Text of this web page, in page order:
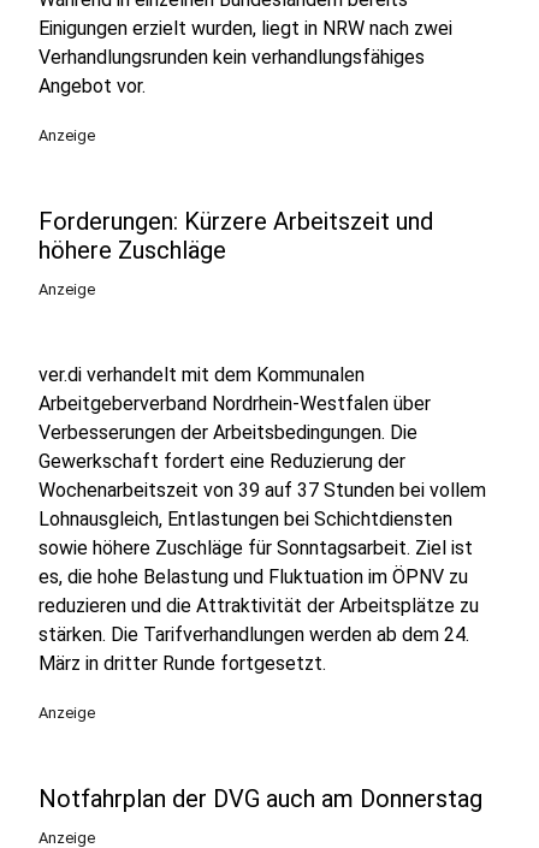
Einigungen erzielt wurden, liegt in NRW nach zwei
Verhandlungsrunden kein verhandlungsfähiges
Angebot vor.
Anzeige
Forderungen: Kürzere Arbeitszeit und
höhere Zuschläge
Anzeige
ver.di verhandelt mit dem Kommunalen
Arbeitgeberverband Nordrhein-Westfalen über
Verbesserungen der Arbeitsbedingungen. Die
Gewerkschaft fordert eine Reduzierung der
Wochenarbeitszeit von 39 auf 37 Stunden bei vollem
Lohnausgleich, Entlastungen bei Schichtdiensten
sowie höhere Zuschläge für Sonntagsarbeit. Ziel ist
es, die hohe Belastung und Fluktuation im ÖPNV zu
reduzieren und die Attraktivität der Arbeitsplätze zu
stärken. Die Tarifverhandlungen werden ab dem 24.
März in dritter Runde fortgesetzt.
Anzeige
Notfahrplan der DVG auch am Donnerstag
Anzeige